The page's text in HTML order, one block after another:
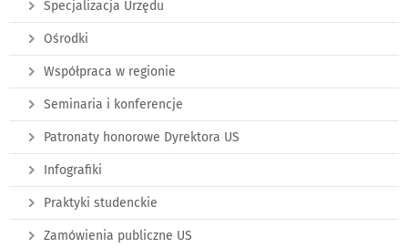
Specjalizacja Urzędu
Ośrodki
Współpraca w regionie
Seminaria i konferencje
Patronaty honorowe Dyrektora US
Infografiki
Praktyki studenckie
Zamówienia publiczne US